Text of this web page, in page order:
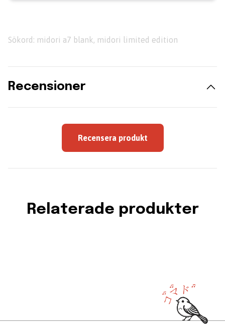
Sökord: midori a7 blank, midori limited edition
Recensioner
Recensera produkt
Relaterade produkter